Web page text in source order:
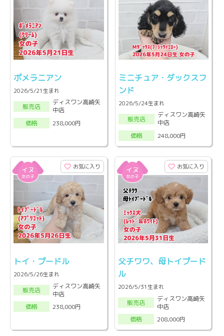
ポメラニアン
2026/5/21生まれ
販売店
ディスワン高崎矢
中店
価格
238,000円
ミニチュア・ダックスフ
ンド
2026/5/24生まれ
販売店
ディスワン高崎矢
中店
価格
248,000円
お気に入り
トイ・プードル
2026/5/26生まれ
販売店
ディスワン高崎矢
中店
価格
238,000円
お気に入り
父チワワ、母トイプード
ル
2026/5/31生まれ
販売店
ディスワン高崎矢
中店
価格
208,000円